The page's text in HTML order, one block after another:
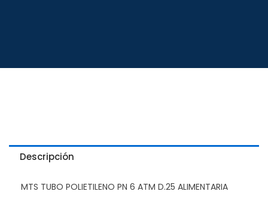
Descripción
MTS TUBO POLIETILENO PN 6 ATM D.25 ALIMENTARIA